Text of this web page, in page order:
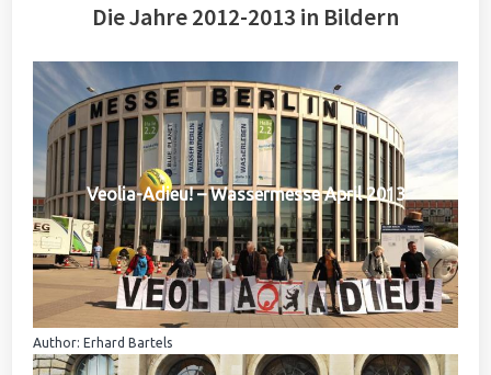
Die Jahre 2012-2013 in Bildern
Veolia-Adieu! – Wassermesse April 2013
Author: Erhard Bartels